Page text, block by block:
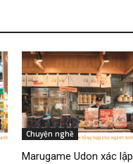
Chuyện nghề
Marugame Udon xác lập